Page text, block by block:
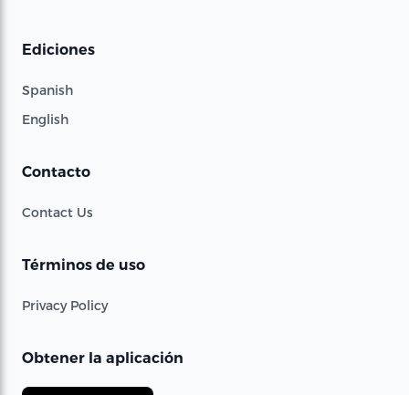
Ediciones
Spanish
English
Contacto
Contact Us
Términos de uso
Privacy Policy
Obtener la aplicación